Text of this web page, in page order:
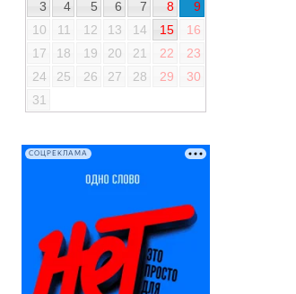
3
4 5 6 7 8
9
10
11 12 13 14 15
16
17
18 19 20 21 22
23
24
25 26 27 28 29
30
31
СОЦРЕКЛАМА